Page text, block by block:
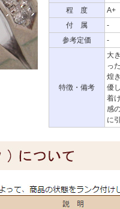
程 度
A+
付 属
-
参考定価
-
特徴・備考
大
っ
煌
優
着
感
に